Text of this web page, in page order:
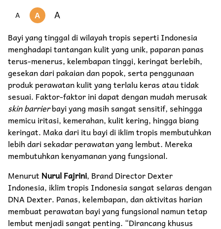
A A A
Bayi yang tinggal di wilayah tropis seperti Indonesia
menghadapi tantangan kulit yang unik, paparan panas
terus-menerus, kelembapan tinggi, keringat berlebih,
gesekan dari pakaian dan popok, serta penggunaan
produk perawatan kulit yang terlalu keras atau tidak
sesuai. Faktor-faktor ini dapat dengan mudah merusak
skin barrierbayi yang masih sangat sensitif, sehingga
memicu iritasi, kemerahan, kulit kering, hingga biang
keringat. Maka dari itu bayi di iklim tropis membutuhkan
lebih dari sekadar perawatan yang lembut. Mereka
membutuhkan kenyamanan yang fungsional.
Menurut Nurul Fajrini, Brand Director Dexter
Indonesia, iklim tropis Indonesia sangat selaras dengan
DNA Dexter. Panas, kelembapan, dan aktivitas harian
membuat perawatan bayi yang fungsional namun tetap
lembut menjadi sangat penting. “Dirancang khusus